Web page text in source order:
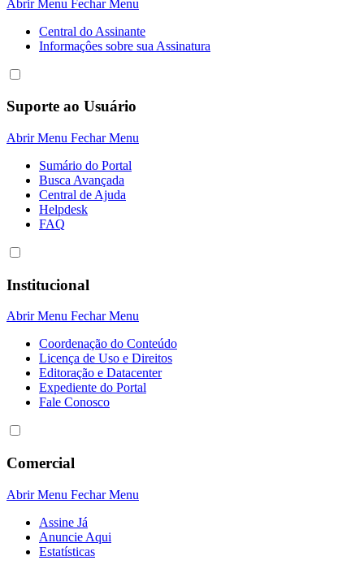
Abrir Menu Fechar Menu
Central do Assinante
Informaçôes sobre sua Assinatura
Suporte ao Usuário
Abrir Menu Fechar Menu
Sumário do Portal
Busca Avançada
Central de Ajuda
Helpdesk
FAQ
Institucional
Abrir Menu Fechar Menu
Coordenação do Conteúdo
Licença de Uso e Direitos
Editoração e Datacenter
Expediente do Portal
Fale Conosco
Comercial
Abrir Menu Fechar Menu
Assine Já
Anuncie Aqui
Estatísticas